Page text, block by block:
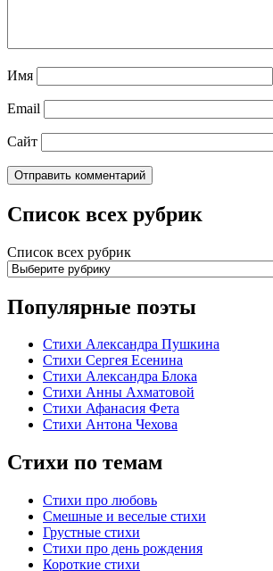
Имя
Email
Сайт
Список всех рубрик
Список всех рубрик
Популярные поэты
Стихи Александра Пушкина
Стихи Сергея Есенина
Стихи Александра Блока
Стихи Анны Ахматовой
Стихи Афанасия Фета
Стихи Антона Чехова
Стихи по темам
Стихи про любовь
Смешные и веселые стихи
Грустные стихи
Стихи про день рождения
Короткие стихи